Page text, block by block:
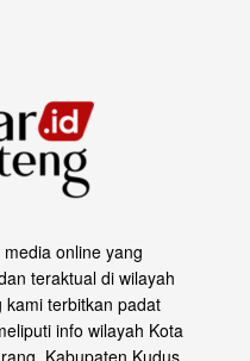
online yang
teraktual di wilayah
terbitkan padat
info wilayah Kota
Kabupaten Kudus,